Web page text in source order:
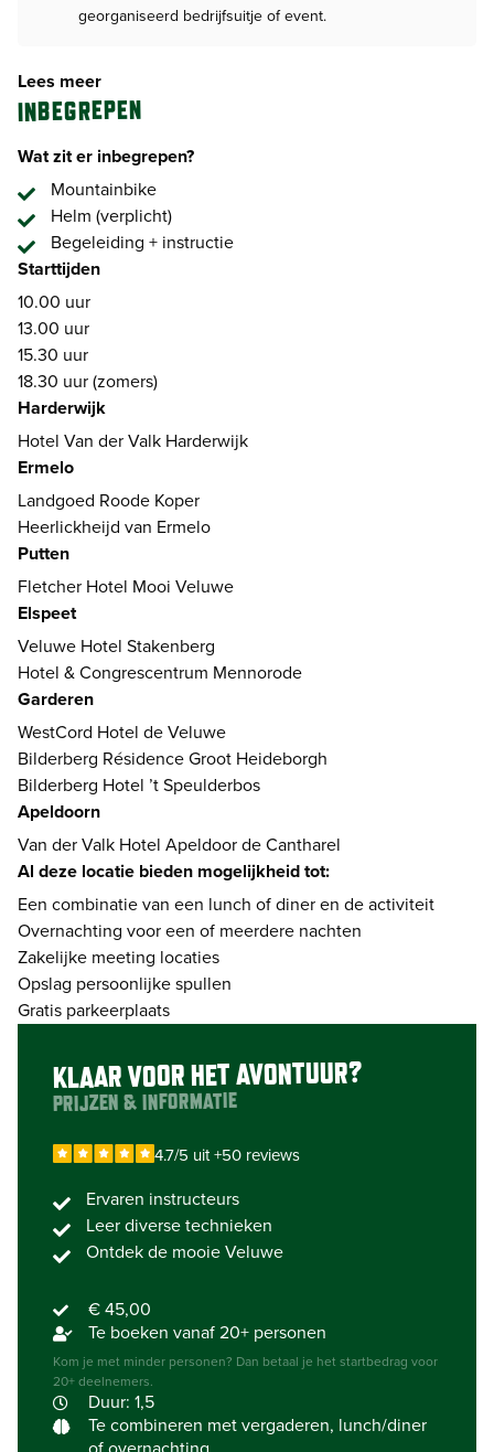
Deze activiteit is mogelijk vanaf:
Hotel Van der Valk Harderwijk, Harderwijk
Landgoed Roode Koper, Ermelo
Fletcher Hotel Mooi Veluwe, Putten
Veluwe Hotel Stakenberg, Elspeet
Hotel & Congrescentrum Mennorode, Elspeet
WestCord Hotel de Veluwe, Garderen
Bilderberg Résidence Groot Heideborgh, Garderen
georganiseerd bedrijfsuitje of event.
Lees meer
INBEGREPEN
Wat zit er inbegrepen?
Mountainbike
Helm (verplicht)
Begeleiding + instructie
Starttijden
10.00 uur
13.00 uur
15.30 uur
18.30 uur (zomers)
Harderwijk
Hotel Van der Valk Harderwijk
Ermelo
Landgoed Roode Koper
Heerlickheijd van Ermelo
Putten
Fletcher Hotel Mooi Veluwe
Elspeet
Veluwe Hotel Stakenberg
Hotel & Congrescentrum Mennorode
Garderen
WestCord Hotel de Veluwe
Bilderberg Résidence Groot Heideborgh
Bilderberg Hotel ’t Speulderbos
Apeldoorn
Van der Valk Hotel Apeldoor de Cantharel
Al deze locatie bieden mogelijkheid tot:
Een combinatie van een lunch of diner en de activiteit
Overnachting voor een of meerdere nachten
Zakelijke meeting locaties
Opslag persoonlijke spullen
Gratis parkeerplaats
KLAAR VOOR HET AVONTUUR?
PRIJZEN & INFORMATIE
4.7/5 uit +50 reviews
Ervaren instructeurs
Leer diverse technieken
Ontdek de mooie Veluwe
€ 45,00
Te boeken vanaf 20+ personen
Kom je met minder personen? Dan betaal je het startbedrag voor
20+ deelnemers.
Duur: 1,5
Te combineren met vergaderen, lunch/diner